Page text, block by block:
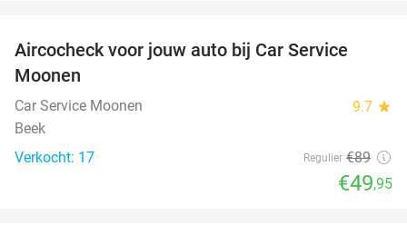
Aircocheck voor jouw auto bij Car Service
Moonen
Car Service Moonen 9.7 star
Beek
Verkocht: 17
Regulier €89
€49,95